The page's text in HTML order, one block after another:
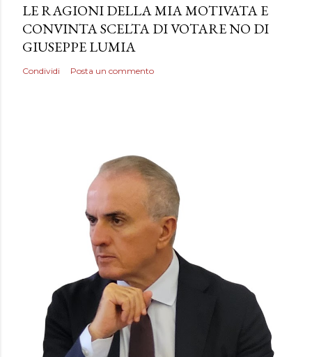
LE RAGIONI DELLA MIA MOTIVATA E
CONVINTA SCELTA DI VOTARE NO DI
GIUSEPPE LUMIA
Condividi Posta un commento